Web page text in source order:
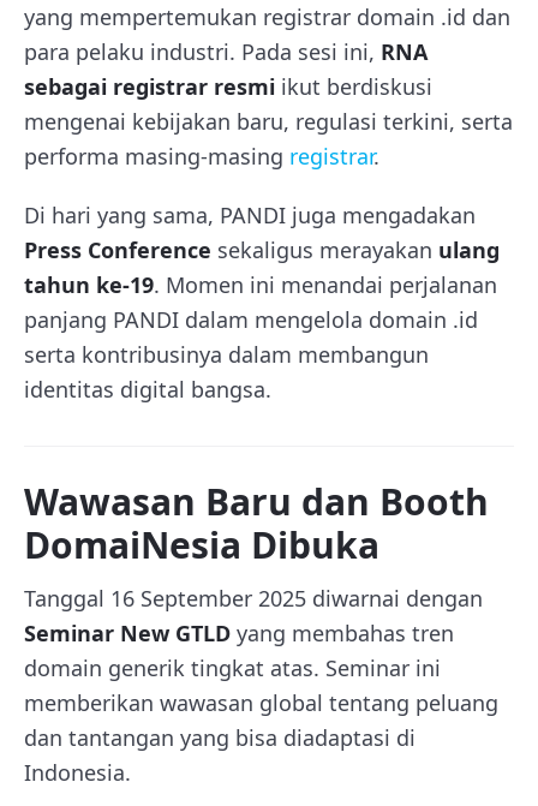
yang mempertemukan registrar domain .id dan
para pelaku industri. Pada sesi ini, RNA
sebagai registrar resmi ikut berdiskusi
mengenai kebijakan baru, regulasi terkini, serta
performa masing-masing registrar.
Di hari yang sama, PANDI juga mengadakan
Press Conference sekaligus merayakan ulang
tahun ke-19. Momen ini menandai perjalanan
panjang PANDI dalam mengelola domain .id
serta kontribusinya dalam membangun
identitas digital bangsa.
Wawasan Baru dan Booth
DomaiNesia Dibuka
Tanggal 16 September 2025 diwarnai dengan
Seminar New GTLD yang membahas tren
domain generik tingkat atas. Seminar ini
memberikan wawasan global tentang peluang
dan tantangan yang bisa diadaptasi di
Indonesia.